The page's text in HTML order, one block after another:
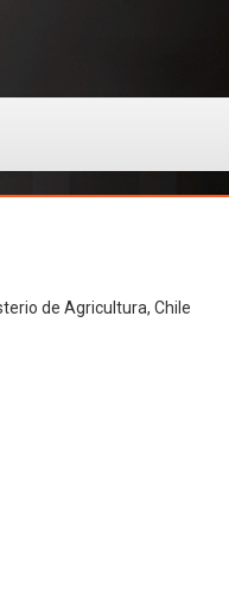
de Agricultura, Chile